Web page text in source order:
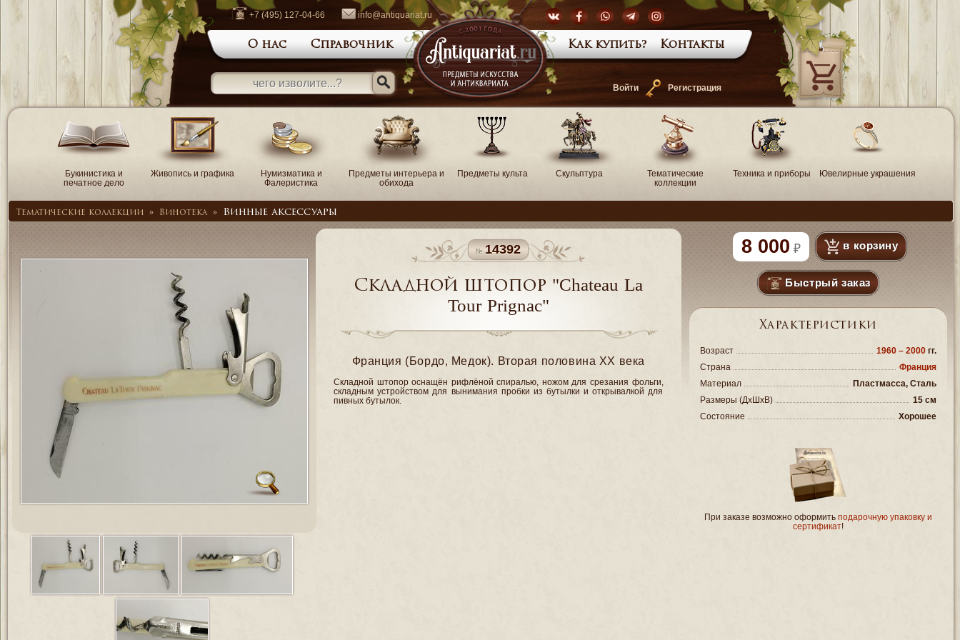
+7 (495) 127-04-66 info@antiquariat.ru
Войти Регистрация
О нас Справочник Как купить? Контакты
—
Букинистика и
печатное дело
Живопись и графика
Нумизматика и
Фалеристика
Предметы интерьера и
обихода
Предметы культа Скульптура
Тематические
коллекции
Техника и приборы Ювелирные украшения
Тематические коллекции » Винотека » Винные аксессуары
14392
Складной штопор "Chateau La
Tour Prignac"
Франция (Бордо, Медок). Вторая половина ХХ века
Складной штопор оснащён рифлёной спиралью, ножом для срезания фольги,
складным устройством для вынимания пробки из бутылки и открывалкой для
пивных бутылок.
8 000 в корзину
Быстрый заказ
Характеристики
Возраст 1960 – 2000 гг.
Страна
Франция
Материал
Пластмасса, Сталь
Размеры (ДxШxВ)
15 см
Состояние
Хорошее
При заказе возможно оформить подарочную упаковку и
сертификат!